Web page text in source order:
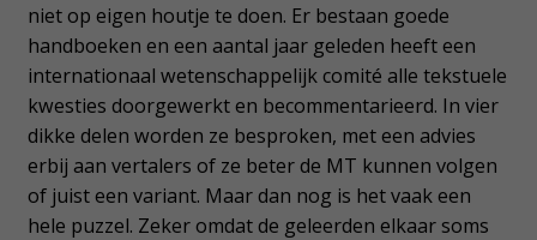
niet op eigen houtje te doen. Er bestaan goede
handboeken en een aantal jaar geleden heeft een
internationaal wetenschappelijk comité alle tekstuele
kwesties doorgewerkt en becommentarieerd. In vier
dikke delen worden ze besproken, met een advies
erbij aan vertalers of ze beter de MT kunnen volgen
of juist een variant. Maar dan nog is het vaak een
hele puzzel. Zeker omdat de geleerden elkaar soms